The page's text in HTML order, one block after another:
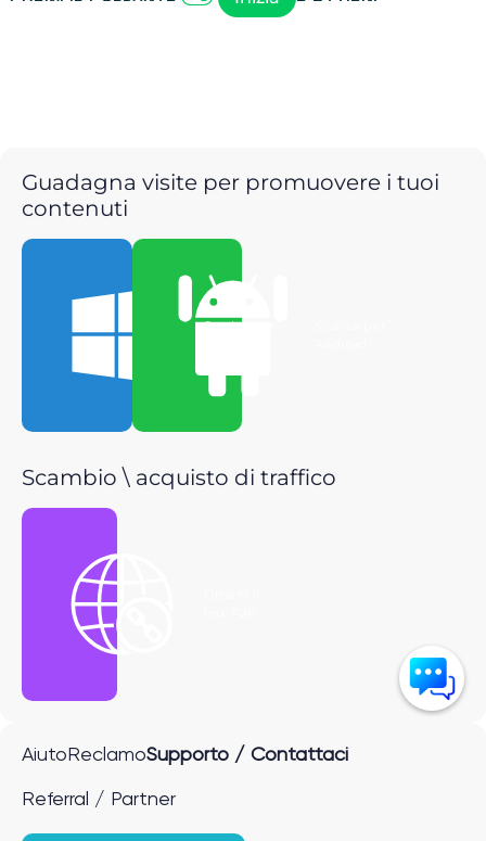
Guadagna visite per promuovere i tuoi
contenuti
Scarica per
Scambio \ acquisto di traffico
Aiuto ReclamoSupporto / Contattaci
Referral / Partner